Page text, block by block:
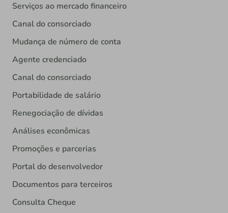
Serviços ao mercado financeiro
Canal do consorciado
Mudança de número de conta
Agente credenciado
Canal do consorciado
Portabilidade de salário
Renegociação de dívidas
Análises econômicas
Promoções e parcerias
Portal do desenvolvedor
Documentos para terceiros
Consulta Cheque